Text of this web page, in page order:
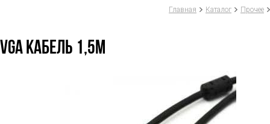
Главная Каталог Прочее
VGA КАБЕЛЬ 1,5М